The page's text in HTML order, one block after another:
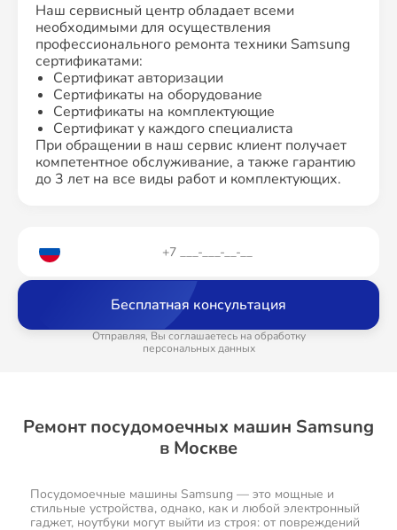
Наш сервисный центр обладает всеми
необходимыми для осуществления
профессионального ремонта техники Samsung
сертификатами:
Сертификат авторизации
Сертификаты на оборудование
Сертификаты на комплектующие
Сертификат у каждого специалиста
При обращении в наш сервис клиент получает
компетентное обслуживание, а также гарантию
до 3 лет на все виды работ и комплектующих.
Бесплатная консультация
Отправляя, Вы соглашаетесь на обработку
персональных данных
Ремонт посудомоечных машин Samsung
в Москве
Посудомоечные машины Samsung — это мощные и
стильные устройства, однако, как и любой электронный
гаджет, ноутбуки могут выйти из строя: от повреждений